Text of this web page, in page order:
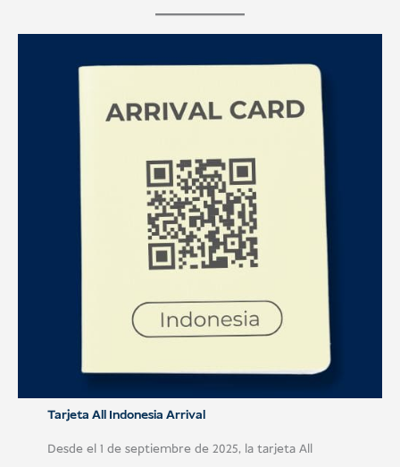
Tarjeta All Indonesia Arrival
Desde el 1 de septiembre de 2025, la tarjeta All